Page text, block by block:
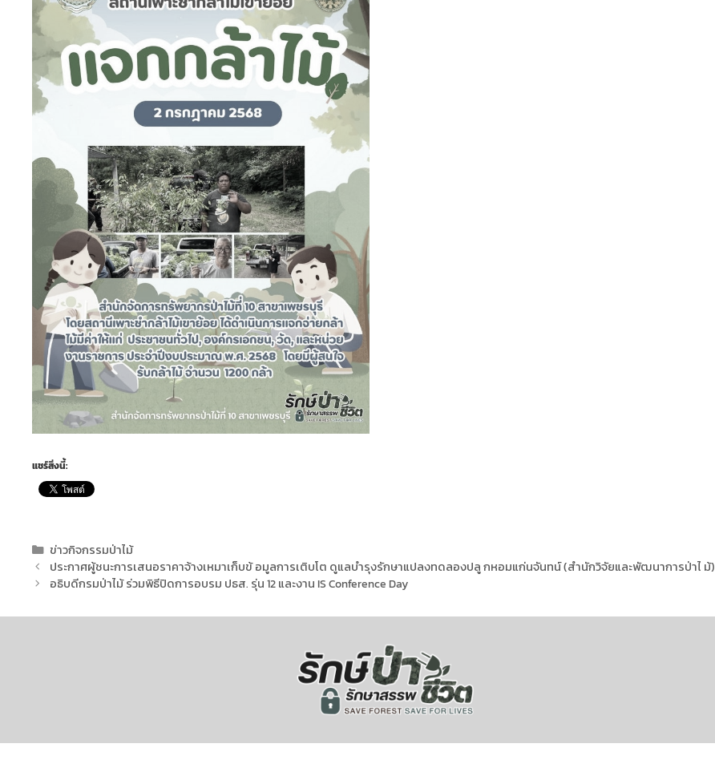
แชร์สิ่งนี้:
ข่าวกิจกรรมป่าไม้
ประกาศผู้ชนะการเสนอราคาจ้างเหมาเก็บข้ อมูลการเติบโต ดูแลบำรุงรักษาแปลงทดลองปลู กหอมแก่นจันทน์ (สำนักวิจัยและพัฒนาการป่าไ ม้)
อธิบดีกรมป่าไม้ ร่วมพิธีปิดการอบรม ปธส. รุ่น 12 และงาน IS Conference Day